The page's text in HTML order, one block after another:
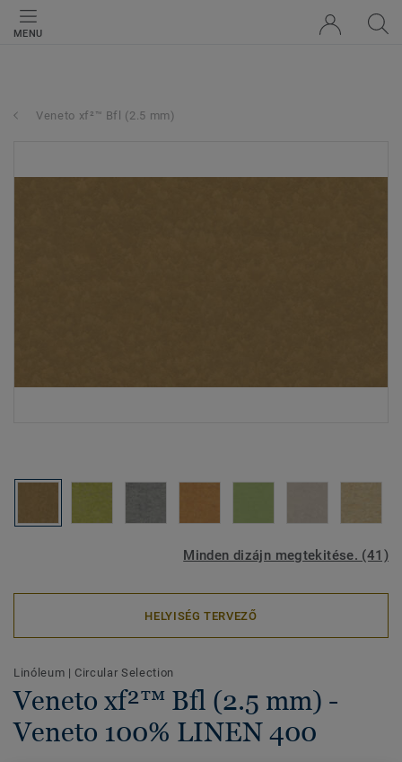
MENU
Veneto xf²™ Bfl (2.5 mm)
Minden dizájn megtekitése. (41)
HELYISÉG TERVEZŐ
Linóleum | Circular Selection
Veneto xf²™ Bfl (2.5 mm) -
Veneto 100% LINEN 400